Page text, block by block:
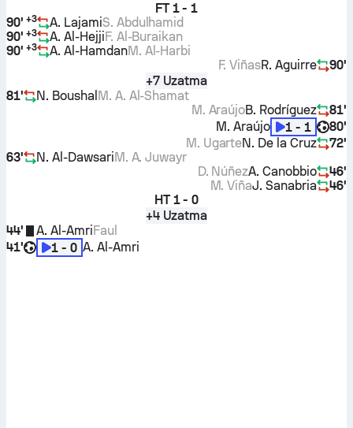
FT 1 - 1
90' +3 A. LajamiS. Abdulhamid
90' +3 A. Al-HejjiF. Al-Buraikan
90' +3 A. Al-HamdanM. Al-Harbi
90'
R. Aguirre
F. Viñas
+7 Uzatma
81'
N. Boushal M. A. Al-Shamat
81'
B. Rodríguez
M. Araújo
80'
1 - 1
M. Araújo
72'
N. De la Cruz
M. Ugarte
63'
N. Al-DawsariM. A. Juwayr
46'
A. Canobbio
D. Núñez
46'
J. Sanabria
M. Viña
HT 1 - 0
+4 Uzatma
44'
A. Al-AmriFaul
41'
1 - 0 A. Al-Amri